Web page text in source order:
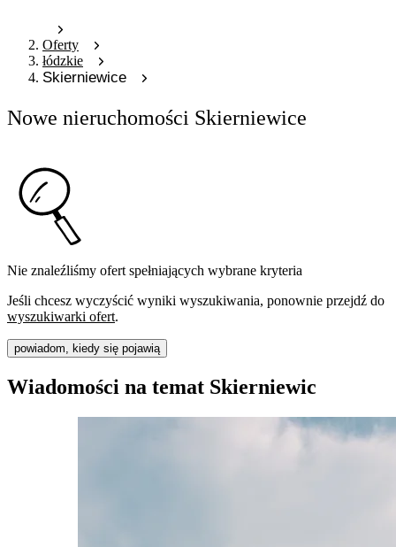
Oferty
łódzkie
Skierniewice
Nowe nieruchomości Skierniewice
Nie znaleźliśmy ofert spełniających wybrane kryteria
Jeśli chcesz wyczyścić wyniki wyszukiwania, ponownie przejdź do
wyszukiwarki ofert.
powiadom, kiedy się pojawią
Wiadomości na temat Skierniewic